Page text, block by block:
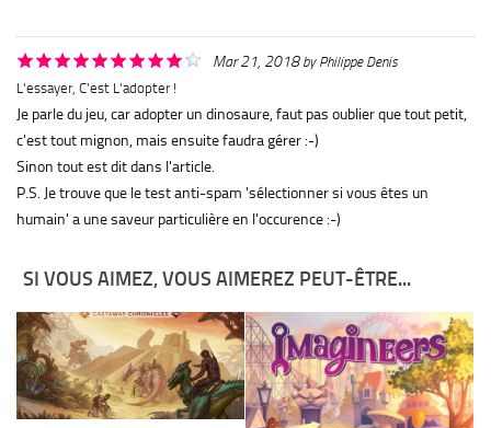
Mar 21, 2018by Philippe Denis
L'essayer, C'est L'adopter !
Je parle du jeu, car adopter un dinosaure, faut pas oublier que tout petit,
c'est tout mignon, mais ensuite faudra gérer :-)
Sinon tout est dit dans l'article.
P.S. Je trouve que le test anti-spam 'sélectionner si vous êtes un
humain' a une saveur particulière en l'occurence :-)
SI VOUS AIMEZ, VOUS AIMEREZ PEUT-ÊTRE...